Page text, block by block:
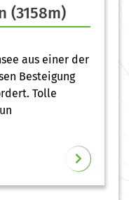
(3158m)
aus einer der
Besteigung
Tolle